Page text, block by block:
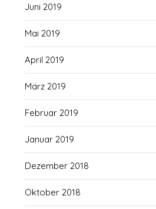
Juni 2019
Mai 2019
April 2019
März 2019
Februar 2019
Januar 2019
Dezember 2018
Oktober 2018